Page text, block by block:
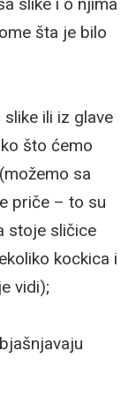
šta je bilo
ili iz glave
što ćemo
sa
priče – to su
stoje sličice
kockica i
vidi);